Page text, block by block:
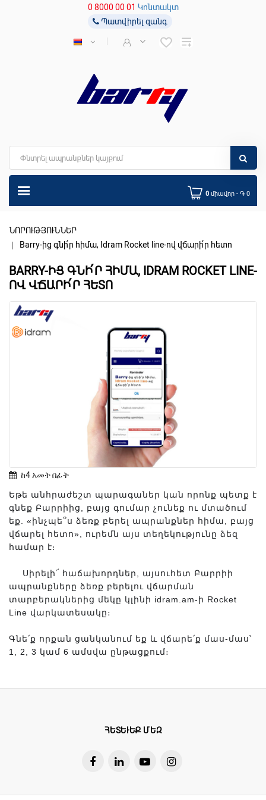
0 8000 00 01 Կոնտակտ
Պատվիրել զանգ
0 միավոր - ֏ 0
ՆՈՐՈՒԹՅՈՒՆՆԵՐ
Barry-ից գնի՛ր հիմա, Idram Rocket line-ով վճարի՛ր հետո
BARRY-ԻՑ ԳՆԻ՛Ր ՀԻՄԱ, IDRAM ROCKET LINE-
ՈՎ ՎՃԱՐԻ՛Ր ՀԵՏՈ
ከ4 አመት በፊት
Եթե անհրաժեշտ պարագաներ կան որոնք պետք է
գնեք Բարրիից, բայց գումար չունեք ու մտածում
եք. «ինչպե՞ս ձեռք բերել ապրանքներ հիմա, բայց
վճարել հետո», ուրեմն այս տեղեկությունը ձեզ
համար է։
Սիրելի՜ հաճախորդներ, այսուհետ Բարրիի
ապրանքները ձեռք բերելու վճարման
տարբերակներից մեկը կլինի idram.am-ի Rocket
Line վարկատեսակը։
Գնե՛ք որքան ցանկանում եք և վճարե՛ք մաս-մաս՝
1, 2, 3 կամ 6 ամսվա ընթացքում։
ՀԵՏԵՒԵՔ ՄԵԶ